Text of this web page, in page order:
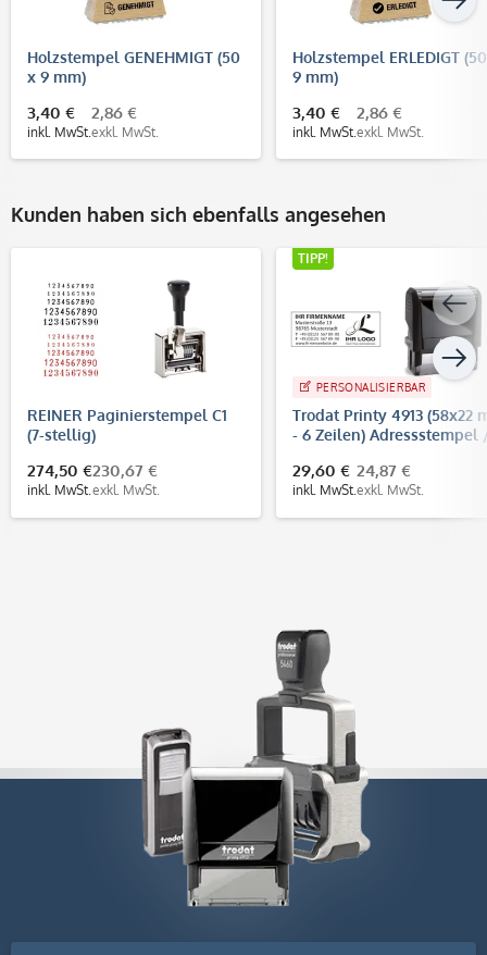
Holzstempel GENEHMIGT (50
x 9 mm)
3,40 €
inkl. MwSt.
2,86 €
exkl. MwSt.
Holzstempel ERLEDIGT
9 mm)
3,40 €
inkl. MwSt.
2,86 €
exkl. MwSt.
Kunden haben sich ebenfalls angesehen
REINER Paginierstempel C1
(7-stellig)
274,50 €
inkl. MwSt.
230,67 €
exkl. MwSt.
TIPP!
PERSONALISIERBAR
Trodat Printy 4913 (58x22
- 6 Zeilen) Adressstempel
29,60 €
inkl. MwSt.
24,87 €
exkl. MwSt.